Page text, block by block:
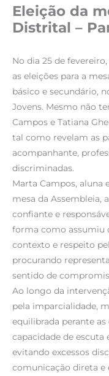
Eleição da
Distrital –
No dia 25 de
as eleições para a
básico e secundário,
Jovens. Mesmo não
Campos e Tatiana
tal como revelam as
acompanhante,
discriminadas.
Marta Campos, aluna
mesa da Assembleia,
confiante e
forma como assumiu
contexto e respeito
procurando
sentido de
Ao longo da
pela imparcialidade,
equilibrada perante
capacidade de escuta
evitando excessos
comunicação direta e